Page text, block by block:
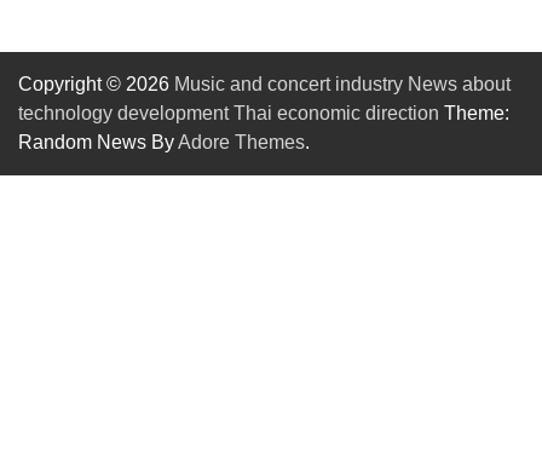
Copyright © 2026 Music and concert industry News about
technology development Thai economic direction Theme:
Random News ByAdore Themes.